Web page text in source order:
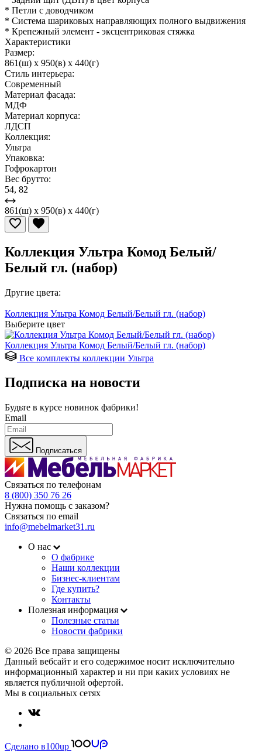
* Петли с доводчиком
* Система шариковых направляющих полного выдвижения
* Крепежный элемент - эксцентриковая стяжка
Характеристики
Размер:
861(ш) x 950(в) x 440(г)
Стиль интерьера:
Современный
Материал фасада:
МДФ
Материал корпуса:
ЛДСП
Коллекция:
Ультра
Упаковка:
Гофрокартон
Вес брутто:
54, 82
861(ш) x 950(в) x 440(г)
Коллекция Ультра Комод Белый/
Белый гл. (набор)
Другие цвета:
Коллекция Ультра Комод Белый/Белый гл. (набор)
Выберите цвет
Коллекция Ультра Комод Белый/Белый гл. (набор)
Все комплекты коллекции Ультра
Подписка на новости
Будьте в курсе новинок фабрики!
Email
Подписаться
Связаться по телефонам
8 (800) 350 76 26
Нужна помощь с заказом?
Связаться по email
info@mebelmarket31.ru
О нас
О фабрике
Наши коллекции
Бизнес-клиентам
Где купить?
Контакты
Полезная информация
Полезные статьи
Новости фабрики
© 2026 Все права защищены
Данный вебсайт и его содержимое носит исключительно
информационный характер и ни при каких условиях не
является публичной офертой.
Мы в социальных сетях
Сделано в100up